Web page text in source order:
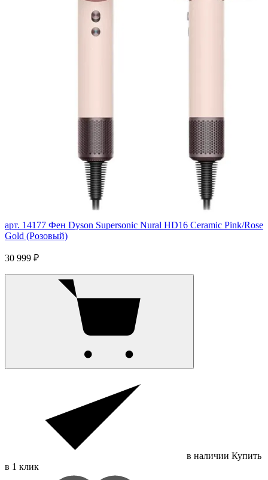
арт. 14177 Фен Dyson Supersonic Nural HD16 Ceramic Pink/Rose
Gold (Розовый)
30 999 ₽
в наличии Купить
в 1 клик